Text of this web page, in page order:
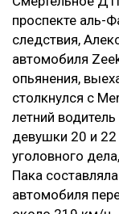
проспекте аль-
следствия,
автомобиля
опьянения,
столкнулся с
летний
девушки 20 и 22
уголовного
Пака
автомобиля